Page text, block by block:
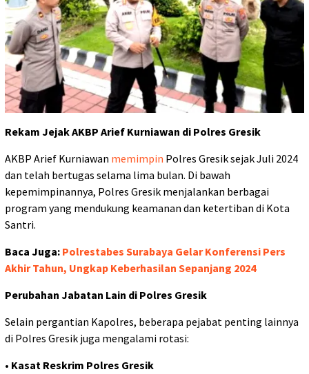
Rekam Jejak AKBP Arief Kurniawan di Polres Gresik
AKBP Arief Kurniawan memimpin Polres Gresik sejak Juli 2024
dan telah bertugas selama lima bulan. Di bawah
kepemimpinannya, Polres Gresik menjalankan berbagai
program yang mendukung keamanan dan ketertiban di Kota
Santri.
Baca Juga: Polrestabes Surabaya Gelar Konferensi Pers
Akhir Tahun, Ungkap Keberhasilan Sepanjang 2024
Perubahan Jabatan Lain di Polres Gresik
Selain pergantian Kapolres, beberapa pejabat penting lainnya
di Polres Gresik juga mengalami rotasi:
• Kasat Reskrim Polres Gresik